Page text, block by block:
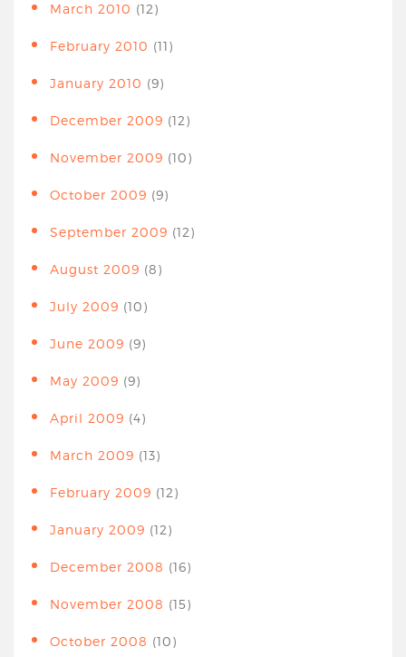
March 2010 (12)
February 2010 (11)
January 2010 (9)
December 2009 (12)
November 2009 (10)
October 2009 (9)
September 2009 (12)
August 2009 (8)
July 2009 (10)
June 2009 (9)
May 2009 (9)
April 2009 (4)
March 2009 (13)
February 2009 (12)
January 2009 (12)
December 2008 (16)
November 2008 (15)
October 2008 (10)